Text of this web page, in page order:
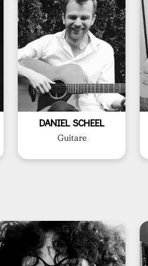
DANIEL SCHEEL
Guitare
Formation
• 2014–2016 : Cycle
spécialisé Jazz au CRD
de Bobigny
• 2014 : Obtention du
MIMA
• 2011-2014 : Formation
professionnelle au CIM
• 2007-2011 : Formation
professionnelle à l’école
Musiques Tangentes
• 2005-2007 : Global Jazz